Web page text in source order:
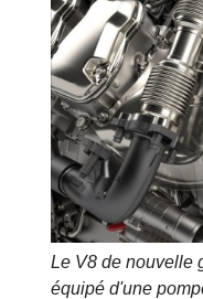
Le V8 de nouvelle
équipé d'une